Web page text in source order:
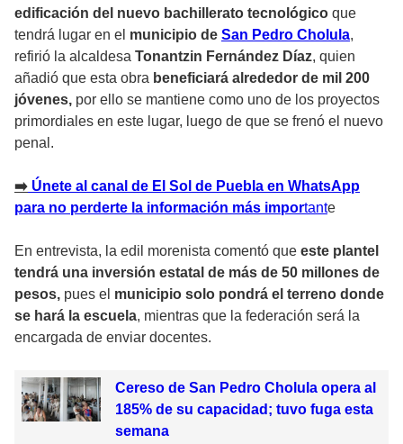
edificación del nuevo bachillerato tecnológico que
tendrá lugar en el municipio de San Pedro Cholula,
refirió la alcaldesa Tonantzin Fernández Díaz, quien
añadió que esta obra beneficiará alrededor de mil 200
jóvenes, por ello se mantiene como uno de los proyectos
primordiales en este lugar, luego de que se frenó el nuevo
penal.
➡️ Únete al canal de El Sol de Puebla en WhatsApp
para no perderte la información más importante
En entrevista, la edil morenista comentó que este plantel
tendrá una inversión estatal de más de 50 millones de
pesos, pues el municipio solo pondrá el terreno donde
se hará la escuela, mientras que la federación será la
encargada de enviar docentes.
Cereso de San Pedro Cholula opera al
185% de su capacidad; tuvo fuga esta
semana